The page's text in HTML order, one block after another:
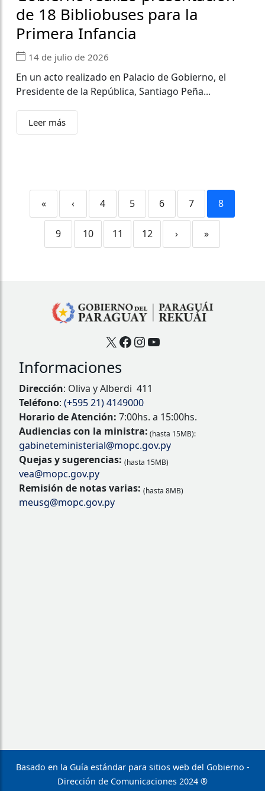
de 18 Bibliobuses para la
Primera Infancia
14 de julio de 2026
En un acto realizado en Palacio de Gobierno, el
Presidente de la República, Santiago Peña...
Leer más
« ‹ 4 5 6 7 8
9 10 11 12 › »
X Facebook
Instagram
YouTube
Informaciones
Dirección: Oliva y Alberdi 411
Teléfono: (+595 21) 4149000
Horario de Atención: 7:00hs. a 15:00hs.
Audiencias con la ministra: (hasta 15MB):
gabineteministerial@mopc.gov.py
Quejas y sugerencias: (hasta 15MB)
vea@mopc.gov.py
Remisión de notas varias: (hasta 8MB)
meusg@mopc.gov.py
Basado en la Guía estándar para sitios web del Gobierno -
Dirección de Comunicaciones 2024 ®